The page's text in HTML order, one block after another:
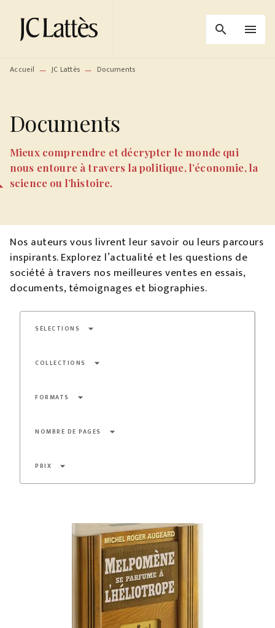
MENU RECHERCHE
PIED DE PAGE
search menu
Accueil — JC Lattès — Documents
Documents
Mieux comprendre et décrypter le monde qui
nous entoure à travers la politique, l’économie, la
science ou l’histoire.
Nos auteurs vous livrent leur savoir ou leurs parcours
inspirants. Explorez l’actualité et les questions de
société à travers nos meilleures ventes en essais,
documents, témoignages et biographies.
SÉLECTIONS arrow_drop_down
COLLECTIONS arrow_drop_down
FORMATS arrow_drop_down
NOMBRE DE PAGES arrow_drop_down
PRIX arrow_drop_down